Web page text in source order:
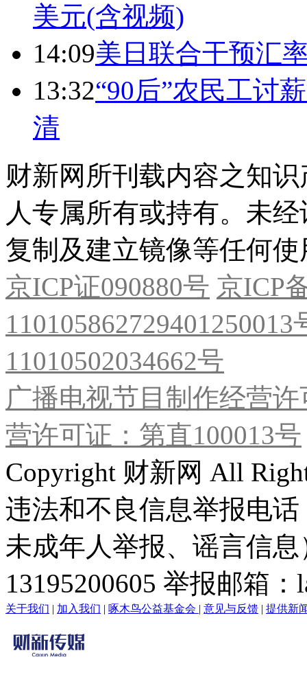
美元(含视频)
14:09美日联合干预汇
13:32“90后”农民工讨
清
财新网所刊载内容之知
人专属所有或持有。未
复制及建立镜像等任何使
京ICP证090880号 京ICP
11010502034662号
广播电视节目制作经营
营许可证：第直100013号
Copyright 财新网 All
违法和不良信息举报电
未成年人举报、谣言信
13195200605 举报邮箱
关于我们 | 加入我们 | 啄木鸟公益基金会 | 意见与反馈 | 提供新